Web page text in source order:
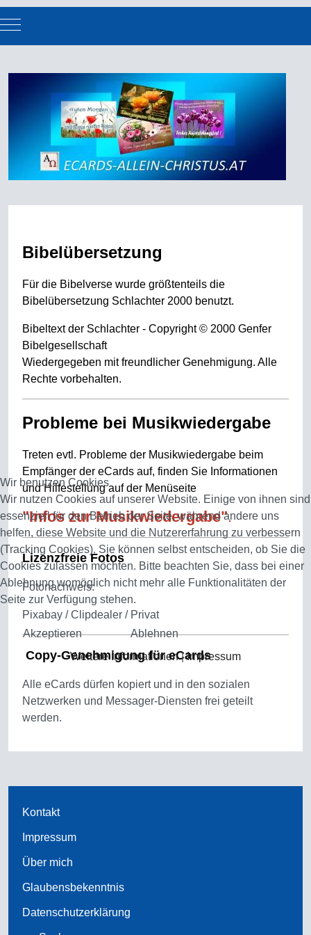
Mobile Menu Toggle
Bibelübersetzung
Für die Bibelverse wurde größtenteils die
Bibelübersetzung Schlachter 2000 benutzt.
Bibeltext der Schlachter - Copyright © 2000 Genfer
Bibelgesellschaft
Wiedergegeben mit freundlicher Genehmigung. Alle
Rechte vorbehalten.
Probleme bei Musikwiedergabe
Treten evtl. Probleme der Musikwiedergabe beim
Empfänger der eCards auf, finden Sie Informationen
und Hilfestellung auf der Menüseite
"Infos zur Musikwiedergabe".
Lizenzfreie Fotos
Fotonachweis:
Pixabay / Clipdealer / Privat
Copy-Genehmigung für eCards
Alle eCards dürfen kopiert und in den sozialen
Netzwerken und Messager-Diensten frei geteilt
werden.
Kontakt
Impressum
Über mich
Glaubensbekenntnis
Datenschutzerklärung
Wir benutzen Cookies
Wir nutzen Cookies auf unserer Website. Einige von ihnen sind
essenziell für den Betrieb der Seite, während andere uns
helfen, diese Website und die Nutzererfahrung zu verbessern
(Tracking Cookies). Sie können selbst entscheiden, ob Sie die
Cookies zulassen möchten. Bitte beachten Sie, dass bei einer
Ablehnung womöglich nicht mehr alle Funktionalitäten der
Seite zur Verfügung stehen.
Akzeptieren
Ablehnen
Weitere Informationen|Impressum